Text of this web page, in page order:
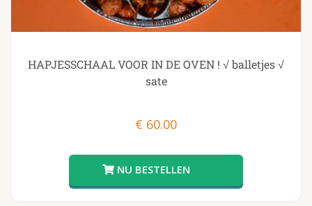
HAPJESSCHAAL VOOR IN DE OVEN ! √ balletjes √
sate
€ 60.00